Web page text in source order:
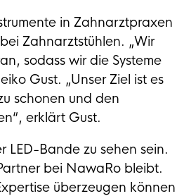
in Zahnarztpraxen
Zahnarztstühlen. „Wir
sodass wir die Systeme
Gust. „Unser Ziel ist es
schonen und den
erklärt Gust.
LED-Bande zu sehen sein.
bei NawaRo bleibt.
überzeugen können